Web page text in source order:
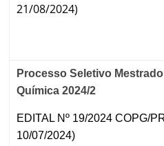
21/08/2024)
Processo Seletivo
Química 2024/2
EDITAL Nº 19/2024 COPG/
10/07/2024)